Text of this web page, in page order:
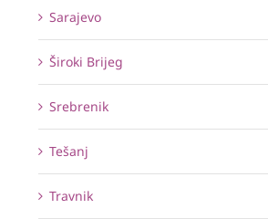
Sarajevo
Široki Brijeg
Srebrenik
Tešanj
Travnik